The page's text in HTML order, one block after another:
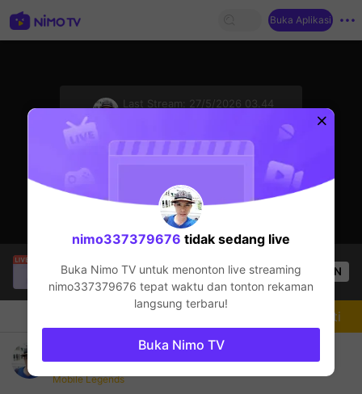
Buka Aplikasi
Last Stream:
27/5/2026 03.44
ikkibroo
sedang siaran langsung!
Mobile Legends
47 Penonton OPEN
Pa rank game tayu.
nimo337379676
Mobile Legends
Mengikuti
nimo337379676 tidak sedang live
Buka Nimo TV untuk menonton live streaming
nimo337379676 tepat waktu dan tonton rekaman
langsung terbaru!
Buka Nimo TV